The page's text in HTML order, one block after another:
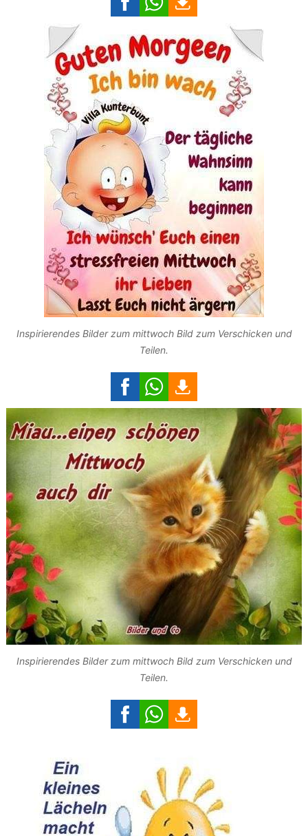
Inspirierendes Bilder zum mittwoch Bild zum Verschicken und
Teilen.
Inspirierendes Bilder zum mittwoch Bild zum Verschicken und
Teilen.